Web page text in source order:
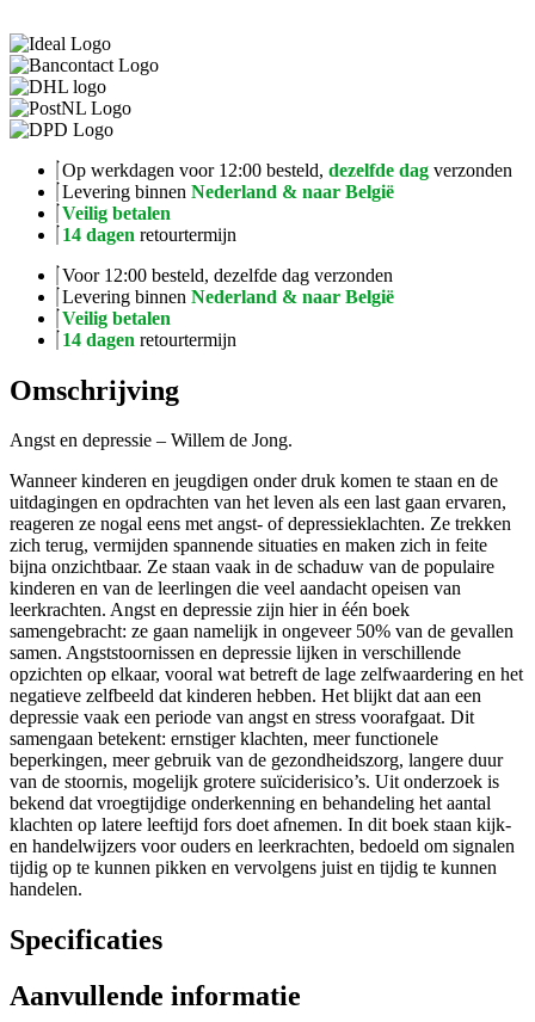
aantal
Op werkdagen voor 12:00 besteld, dezelfde dag verzonden
Levering binnen Nederland & naar België
Veilig betalen
14 dagen retourtermijn
Voor 12:00 besteld, dezelfde dag verzonden
Levering binnen Nederland & naar België
Veilig betalen
14 dagen retourtermijn
Omschrijving
Angst en depressie – Willem de Jong.
Wanneer kinderen en jeugdigen onder druk komen te staan en de
uitdagingen en opdrachten van het leven als een last gaan ervaren,
reageren ze nogal eens met angst- of depressieklachten. Ze trekken
zich terug, vermijden spannende situaties en maken zich in feite
bijna onzichtbaar. Ze staan vaak in de schaduw van de populaire
kinderen en van de leerlingen die veel aandacht opeisen van
leerkrachten. Angst en depressie zijn hier in één boek
samengebracht: ze gaan namelijk in ongeveer 50% van de gevallen
samen. Angststoornissen en depressie lijken in verschillende
opzichten op elkaar, vooral wat betreft de lage zelfwaardering en het
negatieve zelfbeeld dat kinderen hebben. Het blijkt dat aan een
depressie vaak een periode van angst en stress voorafgaat. Dit
samengaan betekent: ernstiger klachten, meer functionele
beperkingen, meer gebruik van de gezondheidszorg, langere duur
van de stoornis, mogelijk grotere suïciderisico’s. Uit onderzoek is
bekend dat vroegtijdige onderkenning en behandeling het aantal
klachten op latere leeftijd fors doet afnemen. In dit boek staan kijk-
en handelwijzers voor ouders en leerkrachten, bedoeld om signalen
tijdig op te kunnen pikken en vervolgens juist en tijdig te kunnen
handelen.
Specificaties
Aanvullende informatie